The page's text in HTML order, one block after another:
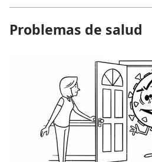
Problemas de salud